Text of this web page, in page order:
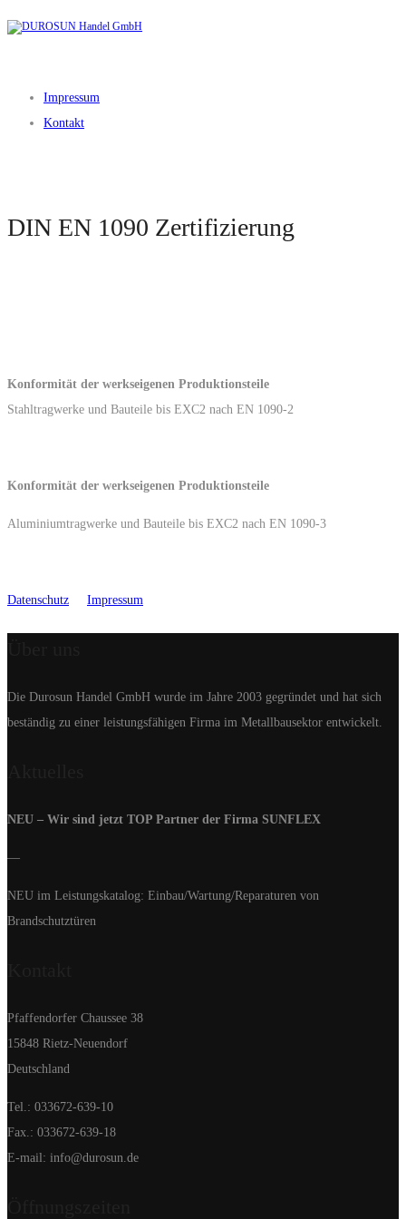
Impressum
Kontakt
DIN EN 1090 Zertifizierung
Konformität der werkseigenen Produktionsteile
Stahltragwerke und Bauteile bis EXC2 nach EN 1090-2
Konformität der werkseigenen Produktionsteile
Aluminiumtragwerke und Bauteile bis EXC2 nach EN 1090-3
Datenschutz Impressum
Die Durosun Handel GmbH wurde im Jahre 2003 gegründet und hat sich
beständig zu einer leistungsfähigen Firma im Metallbausektor entwickelt.
NEU – Wir sind jetzt TOP Partner der Firma SUNFLEX
—
NEU im Leistungskatalog: Einbau/Wartung/Reparaturen von
Brandschutztüren
Pfaffendorfer Chaussee 38
15848 Rietz-Neuendorf
Deutschland
Tel.: 033672-639-10
Fax.: 033672-639-18
E-mail: info@durosun.de